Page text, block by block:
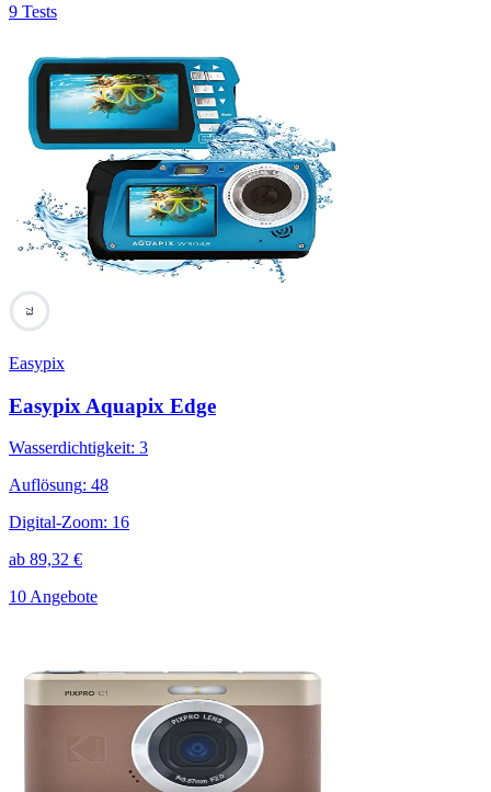
9 Tests
73
Easypix
Easypix Aquapix Edge
Wasserdichtigkeit: 3
Auflösung: 48
Digital-Zoom: 16
ab 89,32 €
10 Angebote